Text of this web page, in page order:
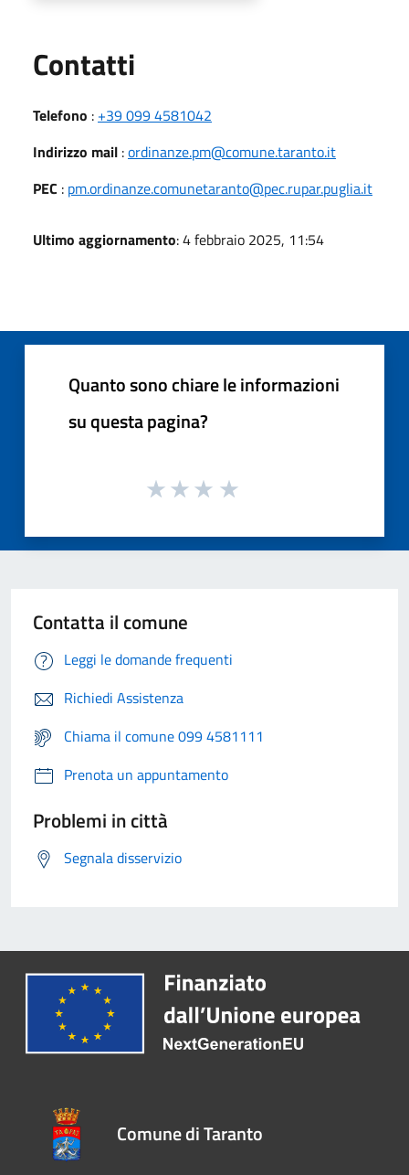
Contatti
Telefono : +39 099 4581042
Indirizzo mail :ordinanze.pm@comune.taranto.it
PEC : pm.ordinanze.comunetaranto@pec.rupar.puglia.it
Ultimo aggiornamento: 4 febbraio 2025, 11:54
Quanto sono chiare le informazioni
su questa pagina?
Contatta il comune
Leggi le domande frequenti
Richiedi Assistenza
Chiama il comune 099 4581111
Prenota un appuntamento
Problemi in città
Segnala disservizio
Comune di Taranto